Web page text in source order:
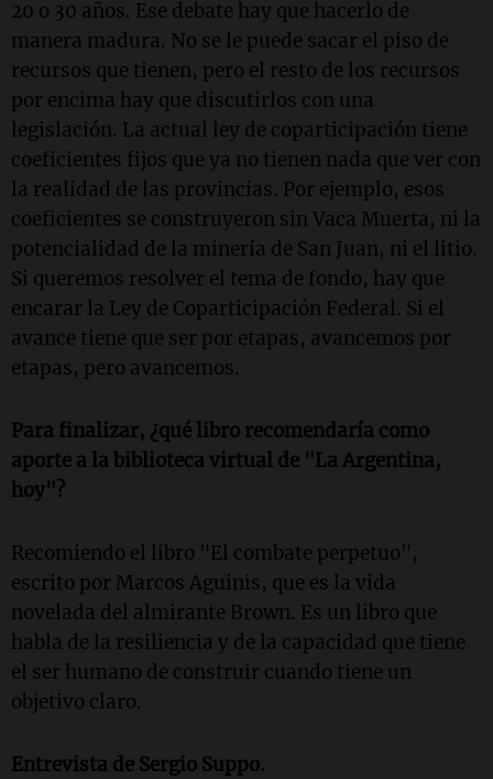
20 o 30 años. Ese debate hay que hacerlo de
manera madura. No se le puede sacar el piso de
recursos que tienen, pero el resto de los recursos
por encima hay que discutirlos con una
legislación. La actual ley de coparticipación tiene
coeficientes fijos que ya no tienen nada que ver con
la realidad de las provincias. Por ejemplo, esos
coeficientes se construyeron sin Vaca Muerta, ni la
potencialidad de la minería de San Juan, ni el litio.
Si queremos resolver el tema de fondo, hay que
encarar la Ley de Coparticipación Federal. Si el
avance tiene que ser por etapas, avancemos por
etapas, pero avancemos.
Para finalizar, ¿qué libro recomendaría como
aporte a la biblioteca virtual de "La Argentina,
hoy"?
Recomiendo el libro "El combate perpetuo",
escrito por Marcos Aguinis, que es la vida
novelada del almirante Brown. Es un libro que
habla de la resiliencia y de la capacidad que tiene
el ser humano de construir cuando tiene un
objetivo claro.
Entrevista de Sergio Suppo.